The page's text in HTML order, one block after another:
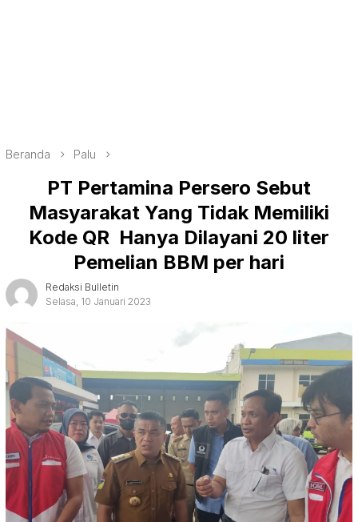
Beranda Palu
PT Pertamina Persero Sebut
Masyarakat Yang Tidak Memiliki
Kode QR Hanya Dilayani 20 liter
Pemelian BBM per hari
Redaksi Bulletin
Selasa, 10 Januari 2023